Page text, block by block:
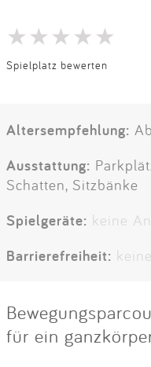
Spielplatz bewerten
Altersempfehlung:
Ausstattung:
Schatten, Sitzbänke
Spielgeräte: keine
Barrierefreiheit:
für ein